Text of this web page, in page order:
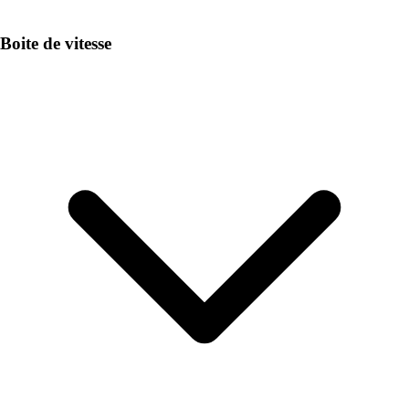
Boite de vitesse